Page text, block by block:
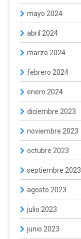
mayo 2024
abril 2024
marzo 2024
febrero 2024
enero 2024
diciembre 2023
noviembre 2023
octubre 2023
septiembre 2023
agosto 2023
julio 2023
junio 2023